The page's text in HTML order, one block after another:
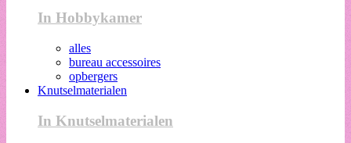
In Hobbykamer
alles
bureau accessoires
opbergers
Knutselmaterialen
In Knutselmaterialen